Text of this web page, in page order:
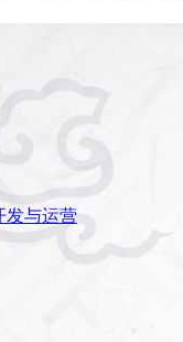
发与运营